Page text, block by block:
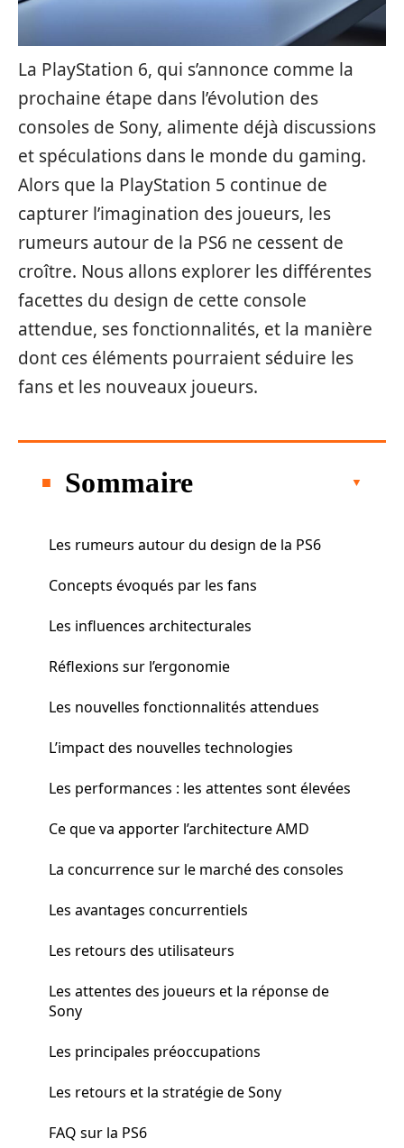
La PlayStation 6, qui s’annonce comme la
prochaine étape dans l’évolution des
consoles de Sony, alimente déjà discussions
et spéculations dans le monde du gaming.
Alors que la PlayStation 5 continue de
capturer l’imagination des joueurs, les
rumeurs autour de la PS6 ne cessent de
croître. Nous allons explorer les différentes
facettes du design de cette console
attendue, ses fonctionnalités, et la manière
dont ces éléments pourraient séduire les
fans et les nouveaux joueurs.
Sommaire
Les rumeurs autour du design de la PS6
Concepts évoqués par les fans
Les influences architecturales
Réflexions sur l’ergonomie
Les nouvelles fonctionnalités attendues
L’impact des nouvelles technologies
Les performances : les attentes sont élevées
Ce que va apporter l’architecture AMD
La concurrence sur le marché des consoles
Les avantages concurrentiels
Les retours des utilisateurs
Les attentes des joueurs et la réponse de
Sony
Les principales préoccupations
Les retours et la stratégie de Sony
FAQ sur la PS6